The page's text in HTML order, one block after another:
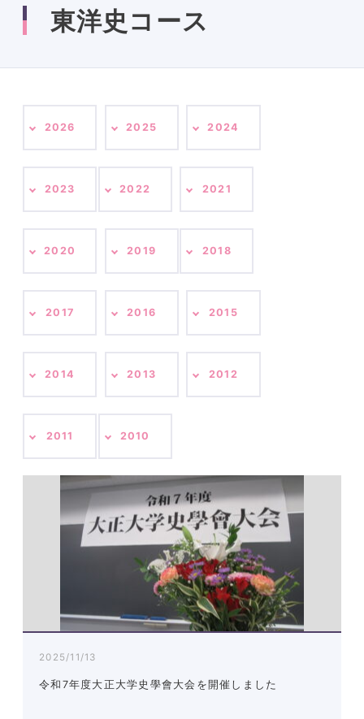
東洋史コース
2026 2025 2024
2023 2022 2021
2020 2019 2018
2017 2016 2015
2014 2013 2012
2011 2010
2025/11/13
令和7年度大正大学史學會大会を開催しました